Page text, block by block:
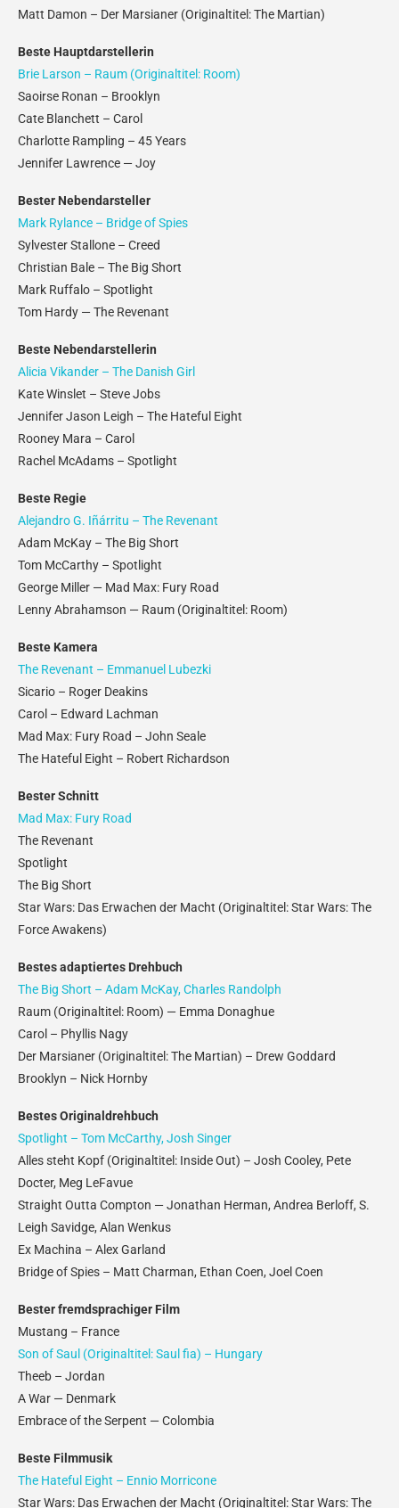
Matt Damon – Der Marsianer (Originaltitel: The Martian)
Beste Hauptdarstellerin
Brie Larson – Raum (Originaltitel: Room)
Saoirse Ronan – Brooklyn
Cate Blanchett – Carol
Charlotte Rampling – 45 Years
Jennifer Lawrence — Joy
Bester Nebendarsteller
Mark Rylance – Bridge of Spies
Sylvester Stallone – Creed
Christian Bale – The Big Short
Mark Ruffalo – Spotlight
Tom Hardy — The Revenant
Beste Nebendarstellerin
Alicia Vikander – The Danish Girl
Kate Winslet – Steve Jobs
Jennifer Jason Leigh – The Hateful Eight
Rooney Mara – Carol
Rachel McAdams – Spotlight
Beste Regie
Alejandro G. Iñárritu – The Revenant
Adam McKay – The Big Short
Tom McCarthy – Spotlight
George Miller — Mad Max: Fury Road
Lenny Abrahamson — Raum (Originaltitel: Room)
Beste Kamera
The Revenant – Emmanuel Lubezki
Sicario – Roger Deakins
Carol – Edward Lachman
Mad Max: Fury Road – John Seale
The Hateful Eight – Robert Richardson
Bester Schnitt
Mad Max: Fury Road
The Revenant
Spotlight
The Big Short
Star Wars: Das Erwachen der Macht (Originaltitel: Star Wars: The
Force Awakens)
Bestes adaptiertes Drehbuch
The Big Short – Adam McKay, Charles Randolph
Raum (Originaltitel: Room) — Emma Donaghue
Carol – Phyllis Nagy
Der Marsianer (Originaltitel: The Martian) – Drew Goddard
Brooklyn – Nick Hornby
Bestes Originaldrehbuch
Spotlight – Tom McCarthy, Josh Singer
Alles steht Kopf (Originaltitel: Inside Out) – Josh Cooley, Pete
Docter, Meg LeFavue
Straight Outta Compton — Jonathan Herman, Andrea Berloff, S.
Leigh Savidge, Alan Wenkus
Ex Machina – Alex Garland
Bridge of Spies – Matt Charman, Ethan Coen, Joel Coen
Bester fremdsprachiger Film
Mustang – France
Son of Saul (Originaltitel: Saul fia) – Hungary
Theeb – Jordan
A War — Denmark
Embrace of the Serpent — Colombia
Beste Filmmusik
The Hateful Eight – Ennio Morricone
Star Wars: Das Erwachen der Macht (Originaltitel: Star Wars: The